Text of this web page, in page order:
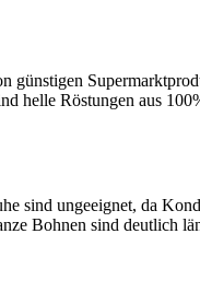
günstigen
helle Röstungen aus
sind ungeeignet, da
Bohnen sind deutlich